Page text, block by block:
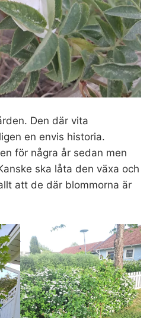
Den där vita
en envis historia.
för några år sedan men
ska låta den växa och
att de där blommorna är